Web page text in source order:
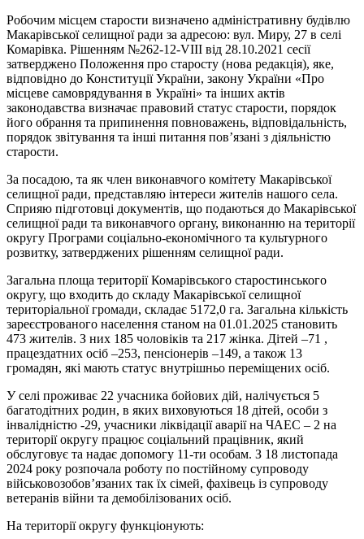
Робочим місцем старости визначено адміністративну будівлю
Макарівської селищної ради за адресою: вул. Миру, 27 в селі
Комарівка. Рішенням №262-12-VIII від 28.10.2021 сесії
затверджено Положення про старосту (нова редакція), яке,
відповідно до Конституції України, закону України «Про
місцеве самоврядування в Україні» та інших актів
законодавства визначає правовий статус старости, порядок
його обрання та припинення повноважень, відповідальність,
порядок звітування та інші питання пов’язані з діяльністю
старости.
За посадою, та як член виконавчого комітету Макарівської
селищної ради, представляю інтереси жителів нашого села.
Сприяю підготовці документів, що подаються до Макарівської
селищної ради та виконавчого органу, виконанню на території
округу Програми соціально-економічного та культурного
розвитку, затверджених рішенням селищної ради.
Загальна площа території Комарівського старостинського
округу, що входить до складу Макарівської селищної
територіальної громади, складає 5172,0 га. Загальна кількість
зареєстрованого населення станом на 01.01.2025 становить
473 жителів. З них 185 чоловіків та 217 жінка. Дітей –71 ,
працездатних осіб –253, пенсіонерів –149, а також 13
громадян, які мають статус внутрішньо переміщених осіб.
У селі проживає 22 учасника бойових дій, налічується 5
багатодітних родин, в яких виховуються 18 дітей, особи з
інвалідністю -29, учасники ліквідації аварії на ЧАЕС – 2 на
території округу працює соціальний працівник, який
обслуговує та надає допомогу 11-ти особам. З 18 листопада
2024 року розпочала роботу по постійному супроводу
військовозобов’язаних так їх сімей, фахівець із супроводу
ветеранів війни та демобілізованих осіб.
На території округу функціонують: